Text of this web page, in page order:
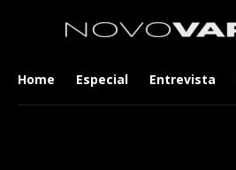
Home Especial Entrevista